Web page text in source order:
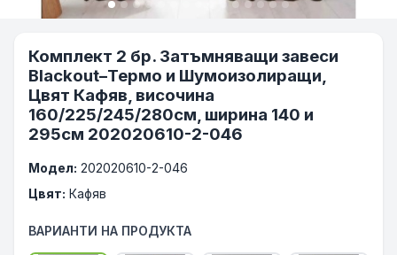
Комплект 2 бр. Затъмняващи завеси
Blackout–Термо и Шумоизолиращи,
Цвят Кафяв, височина
160/225/245/280см, ширина 140 и
295см 202020610-2-046
Модел: 202020610-2-046
Цвят: Кафяв
ВАРИАНТИ НА ПРОДУКТА